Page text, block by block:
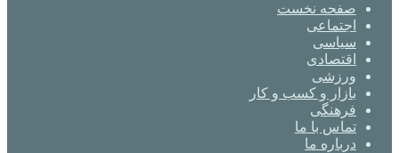
صفحه نخست
اجتماعی
سیاسی
اقتصادی
ورزشی
بازار و کسب و کار
فرهنگی
تماس با ما
درباره ما